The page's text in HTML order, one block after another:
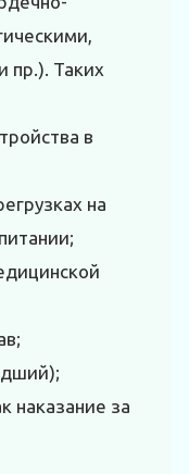
пр.). Таких
в
на
наказание за